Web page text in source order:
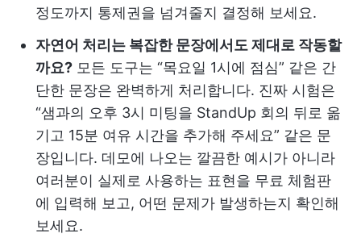
정도까지 통제권을 넘겨줄지 결정해 보세요.
자연어 처리는 복잡한 문장에서도 제대로 작동할
까요? 모든 도구는 “목요일 1시에 점심” 같은 간
단한 문장은 완벽하게 처리합니다. 진짜 시험은
“샘과의 오후 3시 미팅을 StandUp 회의 뒤로 옮
기고 15분 여유 시간을 추가해 주세요” 같은 문
장입니다. 데모에 나오는 깔끔한 예시가 아니라
여러분이 실제로 사용하는 표현을 무료 체험판
에 입력해 보고, 어떤 문제가 발생하는지 확인해
보세요.